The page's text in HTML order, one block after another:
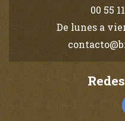
00 55
De lunes a